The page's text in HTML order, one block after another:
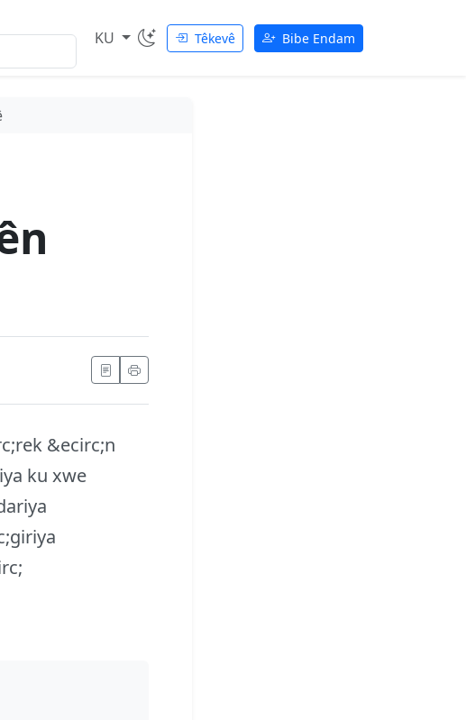
KU Têkevê Bibe Endam
&ecirc;n
ku xwe